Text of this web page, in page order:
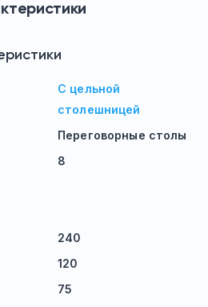
С цельной
столешницей
Переговорные столы
8
240
120
75